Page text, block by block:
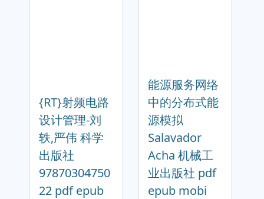
{RT}射频电路
设计管理-刘
轶,严伟 科学
出版社
97870304750
22 pdf epub
能源服务网络
中的分布式能
源模拟
Salavador
Acha 机械工
业出版社 pdf
epub mobi